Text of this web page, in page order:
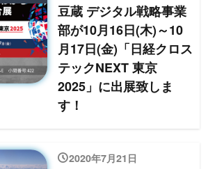
豆蔵 デジタル戦略事業
部が10月16日(木)～10
月17日(金)「日経クロス
テックNEXT 東京
2025」に出展致しま
す！
2020年7月21日